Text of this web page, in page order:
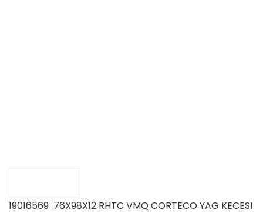
19016569 76X98X12 RHTC VMQ CORTECO YAG KECESI